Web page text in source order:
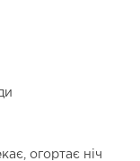
огортає ніч